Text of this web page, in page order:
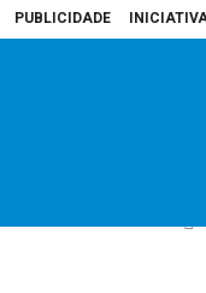
PUBLICIDADE
o que vai para atas